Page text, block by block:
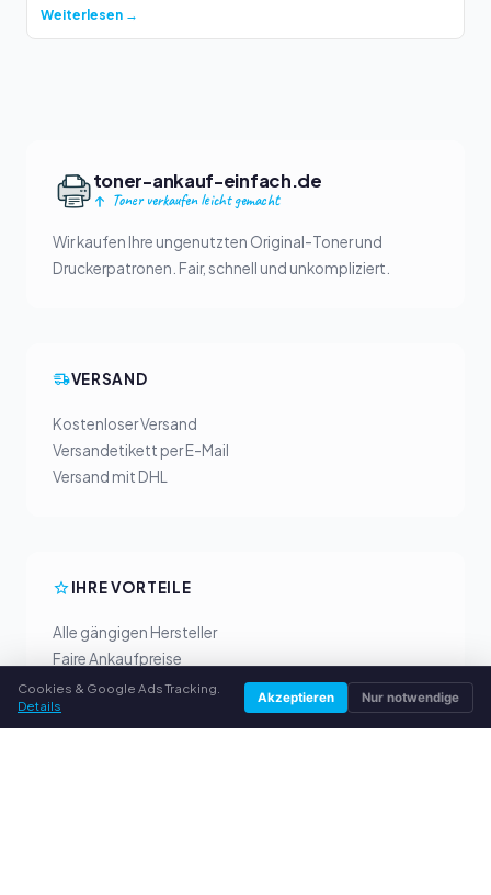
Weiterlesen →
toner-ankauf-einfach.de
Toner verkaufen leicht gemacht
Wir kaufen Ihre ungenutzten Original-Toner und
Druckerpatronen. Fair, schnell und unkompliziert.
VERSAND
Kostenloser Versand
Versandetikett per E-Mail
Versand mit DHL
IHRE VORTEILE
Alle gängigen Hersteller
Faire Ankaufpreise
Geld vorab per PayPal
Persönliche Beratung
Cookies & Google Ads Tracking.
Details
Akzeptieren Nur notwendige